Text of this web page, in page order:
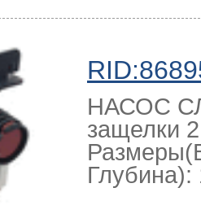
НАСОС
защелки
Глубина):